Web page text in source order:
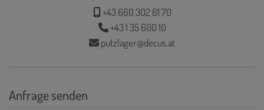
+43 660 302 61 70
+43 1 35 600 10
putzlager@decus.at
Anfrage senden